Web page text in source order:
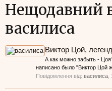
Нещодавний
василиса
Виктор Цой,
А как можно забыть -
написано было "Виктор Цой
Повідомлення від: василиса